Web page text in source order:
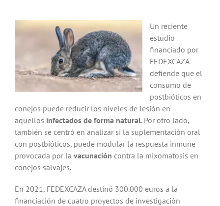
WooCommerce My Account
WooCommerce Cart
Un reciente
estudio
financiado por
FEDEXCAZA
defiende que el
consumo de
postbióticos en
conejos puede reducir los niveles de lesión en
aquellos infectados de forma natural. Por otro lado,
también se centró en analizar si la suplementación oral
con postbióticos, puede modular la respuesta inmune
provocada por la vacunación contra la mixomatosis en
conejos salvajes.
En 2021, FEDEXCAZA destinó 300.000 euros a la
financiación de cuatro proyectos de investigación